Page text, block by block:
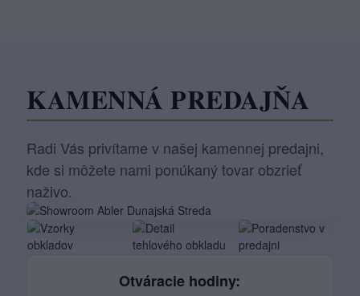
KAMENNÁ PREDAJŇA
Radi Vás privítame v našej kamennej predajni,
kde si môžete nami ponúkaný tovar obzrieť
naživo.
Otváracie hodiny: